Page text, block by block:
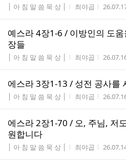
게시판명
│ 아 침 말 씀 묵 상 │ 작성자
최야곱 작성시
예스라 4장1-6 / 이방인의 도
장들
게시판명
│ 아 침 말 씀 묵 상 │ 작성자
최야곱 작성시
에스라 3장1-13 / 성전 공사를
게시판명
│ 아 침 말 씀 묵 상 │ 작성자
최야곱 작성시
에스라 2장1-70 / 오, 주님, 저
원합니다
게시판명
│ 아 침 말 씀 묵 상 │ 작성자
최야곱 작성시